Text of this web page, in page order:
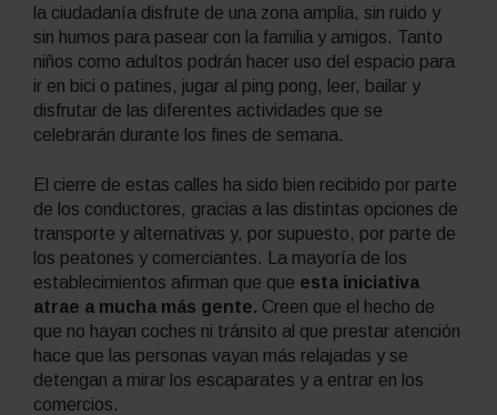
la ciudadanía disfrute de una zona amplia, sin ruido y
sin humos para pasear con la familia y amigos. Tanto
niños como adultos podrán hacer uso del espacio para
ir en bici o patines, jugar al ping pong, leer, bailar y
disfrutar de las diferentes actividades que se
celebrarán durante los fines de semana.
El cierre de estas calles ha sido bien recibido por parte
de los conductores, gracias a las distintas opciones de
transporte y alternativas y, por supuesto, por parte de
los peatones y comerciantes. La mayoría de los
establecimientos afirman que que esta iniciativa
atrae a mucha más gente. Creen que el hecho de
que no hayan coches ni tránsito al que prestar atención
hace que las personas vayan más relajadas y se
detengan a mirar los escaparates y a entrar en los
comercios.